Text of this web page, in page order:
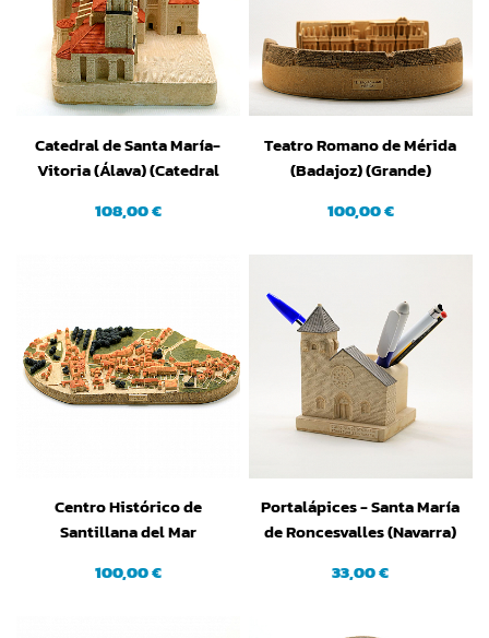
Catedral de Santa María-
Vitoria (Álava) (Catedral
108,00 €
Teatro Romano de Mérida
(Badajoz) (Grande)
100,00 €
Centro Histórico de
Santillana del Mar
100,00 €
Portalápices - Santa María
de Roncesvalles (Navarra)
33,00 €